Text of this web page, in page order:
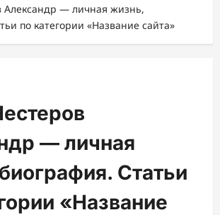
Александр — личная жизнь,
по категории «Название сайта»
— личная
Статьи
«Название